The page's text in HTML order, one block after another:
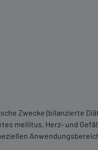
Zwecke (bilanzierte
mellitus, Herz- und